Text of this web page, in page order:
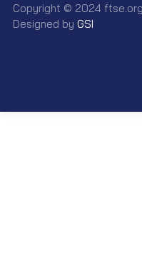
Copyright © 2024
Designed by GSI